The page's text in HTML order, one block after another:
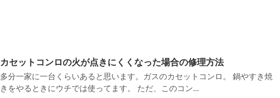
カセットコンロの火が点きにくくなった場合の修理方法
多分一家に一台くらいあると思います。ガスのカセットコンロ。 鍋やすき焼
きをやるときにウチでは使ってます。 ただ、このコン...